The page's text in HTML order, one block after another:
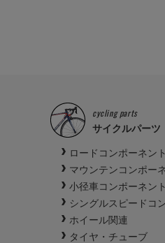
cycling parts
サイクルパーツ
ロードコンポーネント
マウンテンコンポー
小径車コンポーネント
シングルスピードコ
ホイール関連
タイヤ・チューブ